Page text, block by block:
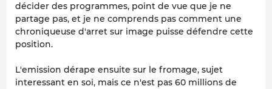
décider des programmes, point de vue que je ne
partage pas, et je ne comprends pas comment une
chroniqueuse d'arret sur image puisse défendre cette
position.
L'emission dérape ensuite sur le fromage, sujet
interessant en soi, mais ce n'est pas 60 millions de